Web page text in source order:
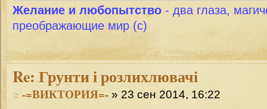
Желание и любопытство - два глаза,
преображающие мир (с)
Re: Грунти і розлихлювачі
-=ВИКТОРИЯ=- » 23 сен 2014, 16:22